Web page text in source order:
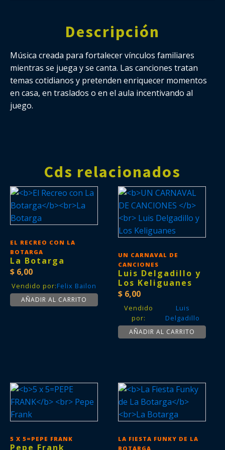
Descripción
Música creada para fortalecer vínculos familiares
mientras se juega y se canta. Las canciones tratan
temas cotidianos y pretenden enriquecer momentos
en casa, en traslados o en el aula incentivando al
juego.
Cds relacionados
EL RECREO CON LA
BOTARGA
La Botarga
$ 6,00
Vendido por:Felix Bailon
AÑADIR AL CARRITO
UN CARNAVAL DE
CANCIONES
Luis Delgadillo y
Los Keliguanes
$ 6,00
Vendido
por:
Luis
Delgadillo
AÑADIR AL CARRITO
5 X 5=PEPE FRANK
Pepe Frank
LA FIESTA FUNKY DE LA
BOTARGA